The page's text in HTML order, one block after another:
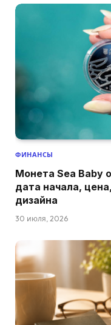
ФИНАНСЫ
Монета Sea Baby
дата начала,
дизайна
30 июля, 2026